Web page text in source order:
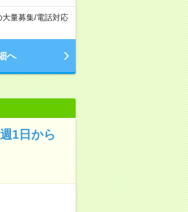
大量募集/電話対応
へ
1日から